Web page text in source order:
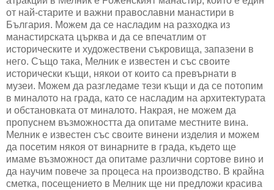
от най-старите и важни православни манастири в
България. Можем да се насладим на разходка из
манастирската църква и да се впечатлим от
историческите и художествени съкровища, запазени в
него. Също така, Мелник е известен и със своите
исторически къщи, някои от които са превърнати в
музеи. Можем да разгледаме тези къщи и да се потопим
в миналото на града, като се насладим на архитектурата
и обстановката от миналото. Накрая, не можем да
пропуснем възможността да опитаме местните вина.
Мелник е известен със своите винени изделия и можем
да посетим някоя от винарните в града, където ще
имаме възможност да опитаме различни сортове вино и
да научим повече за процеса на производство. В крайна
сметка, посещението в Мелник ще ни предложи красива